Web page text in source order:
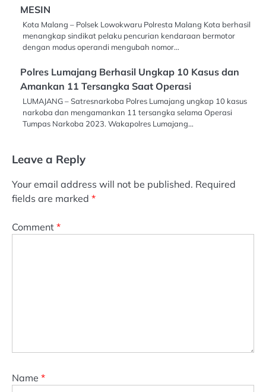
MESIN
Kota Malang – Polsek Lowokwaru Polresta Malang Kota berhasil
menangkap sindikat pelaku pencurian kendaraan bermotor
dengan modus operandi mengubah nomor…
Polres Lumajang Berhasil Ungkap 10 Kasus dan
Amankan 11 Tersangka Saat Operasi
LUMAJANG – Satresnarkoba Polres Lumajang ungkap 10 kasus
narkoba dan mengamankan 11 tersangka selama Operasi
Tumpas Narkoba 2023. Wakapolres Lumajang…
Leave a Reply
Your email address will not be published. Required
fields are marked *
Comment *
Name *